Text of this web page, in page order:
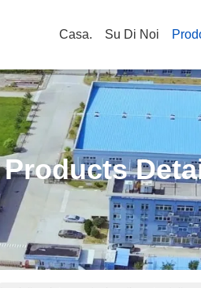
Casa. Su Di Noi
Products